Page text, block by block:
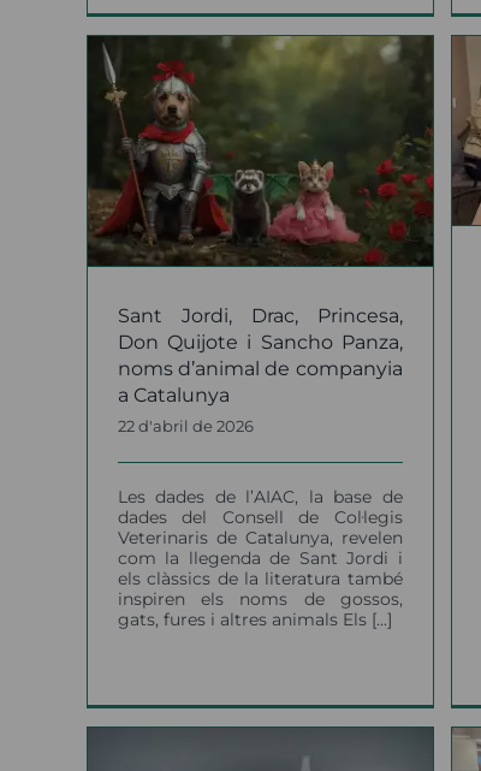
Sant Jordi, Drac, Princesa,
Don Quijote i Sancho Panza,
noms d’animal de companyia
a Catalunya
22 d'abril de 2026
Les dades de l’AIAC, la base de
dades del Consell de Col·legis
Veterinaris de Catalunya, revelen
com la llegenda de Sant Jordi i
els clàssics de la literatura també
inspiren els noms de gossos,
gats, fures i altres animals Els [...]
Reivindiquem davant
del DARPA el paper del
veterinari de camp en
la sanitat animal
notícies
Finalitza la primera